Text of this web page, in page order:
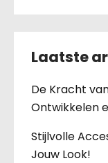
Laatste
De Kracht
Ontwikkelen
Stijlvolle
Jouw Look!